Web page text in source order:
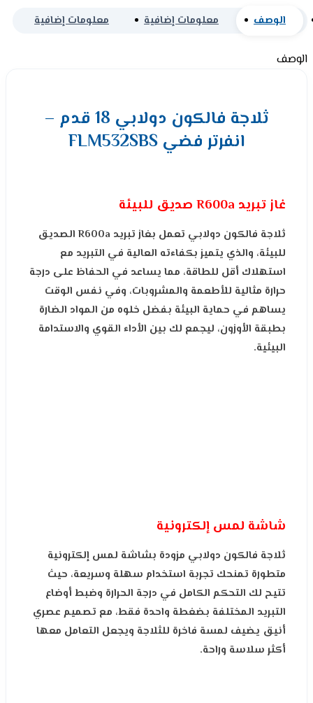
الوصف معلومات إضافية معلومات إضافية
الوصف
ثلاجة فالكون دولابي 18 قدم –
انفرتر فضي FLM532SBS
غاز تبريد R600a صديق للبيئة
ثلاجة فالكون دولابي تعمل بغاز تبريد R600a الصديق
للبيئة، والذي يتميز بكفاءته العالية في التبريد مع
استهلاك أقل للطاقة، مما يساعد في الحفاظ على درجة
حرارة مثالية للأطعمة والمشروبات، وفي نفس الوقت
يساهم في حماية البيئة بفضل خلوه من المواد الضارة
بطبقة الأوزون، ليجمع لك بين الأداء القوي والاستدامة
البيئية.
شاشة لمس إلكترونية
ثلاجة فالكون دولابي مزودة بشاشة لمس إلكترونية
متطورة تمنحك تجربة استخدام سهلة وسريعة، حيث
تتيح لك التحكم الكامل في درجة الحرارة وضبط أوضاع
التبريد المختلفة بضغطة واحدة فقط، مع تصميم عصري
أنيق يضيف لمسة فاخرة للثلاجة ويجعل التعامل معها
أكثر سلاسة وراحة.